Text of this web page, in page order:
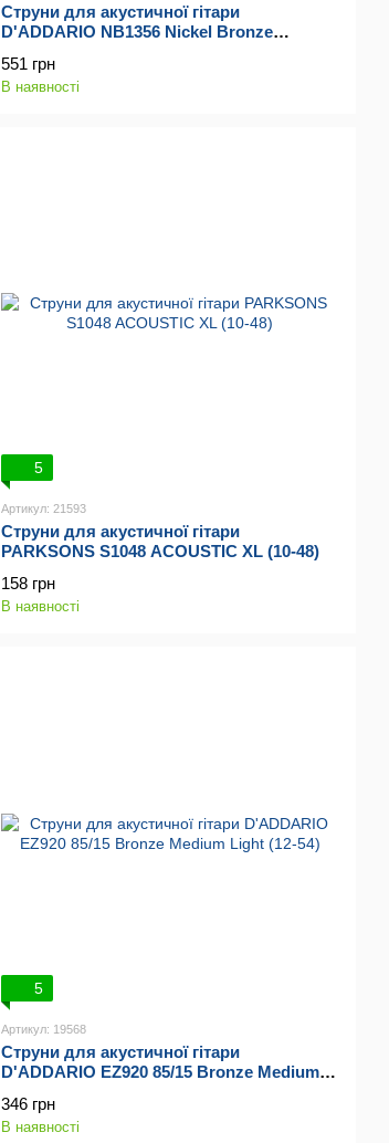
Струни для акустичної гітари
D'ADDARIO NB1356 Nickel Bronze
551 грн
В наявності
5
Артикул: 21593
Струни для акустичної гітари
PARKSONS S1048 ACOUSTIC XL (10-48)
158 грн
В наявності
5
Артикул: 19568
Струни для акустичної гітари
D'ADDARIO EZ920 85/15 Bronze Medium
346 грн
В наявності